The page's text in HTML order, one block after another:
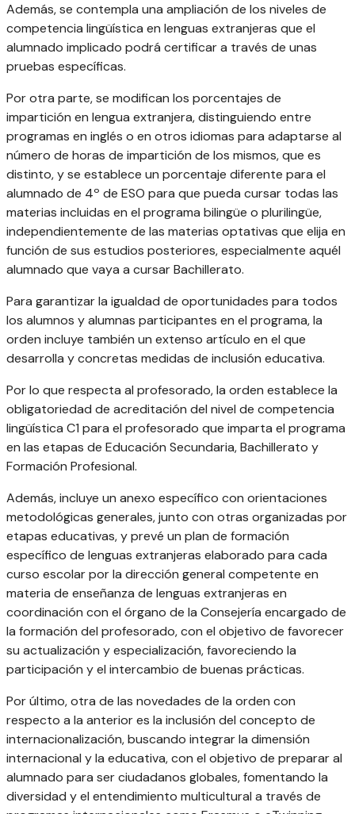
Además, se contempla una ampliación de los niveles de
competencia lingüística en lenguas extranjeras que el
alumnado implicado podrá certificar a través de unas
pruebas específicas.
Por otra parte, se modifican los porcentajes de
impartición en lengua extranjera, distinguiendo entre
programas en inglés o en otros idiomas para adaptarse al
número de horas de impartición de los mismos, que es
distinto, y se establece un porcentaje diferente para el
alumnado de 4º de ESO para que pueda cursar todas las
materias incluidas en el programa bilingüe o plurilingüe,
independientemente de las materias optativas que elija en
función de sus estudios posteriores, especialmente aquél
alumnado que vaya a cursar Bachillerato.
Para garantizar la igualdad de oportunidades para todos
los alumnos y alumnas participantes en el programa, la
orden incluye también un extenso artículo en el que
desarrolla y concretas medidas de inclusión educativa.
Por lo que respecta al profesorado, la orden establece la
obligatoriedad de acreditación del nivel de competencia
lingüística C1 para el profesorado que imparta el programa
en las etapas de Educación Secundaria, Bachillerato y
Formación Profesional.
Además, incluye un anexo específico con orientaciones
metodológicas generales, junto con otras organizadas por
etapas educativas, y prevé un plan de formación
específico de lenguas extranjeras elaborado para cada
curso escolar por la dirección general competente en
materia de enseñanza de lenguas extranjeras en
coordinación con el órgano de la Consejería encargado de
la formación del profesorado, con el objetivo de favorecer
su actualización y especialización, favoreciendo la
participación y el intercambio de buenas prácticas.
Por último, otra de las novedades de la orden con
respecto a la anterior es la inclusión del concepto de
internacionalización, buscando integrar la dimensión
internacional y la educativa, con el objetivo de preparar al
alumnado para ser ciudadanos globales, fomentando la
diversidad y el entendimiento multicultural a través de